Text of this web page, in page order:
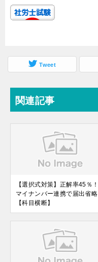
Tweet
関連記事
【選択式対策】正解率45％！
マイナンバー連携で届出省略
【科目横断】